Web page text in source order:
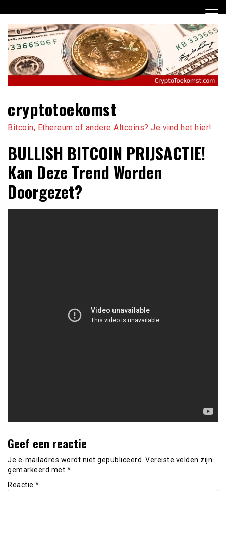
naar
inhoud
cryptotoekomst
Bitcoin, Ethereum of andere Altcoins? Je vind het hier!
BULLISH BITCOIN PRIJSACTIE!
Kan Deze Trend Worden
Doorgezet?
Geef een reactie
Je e-mailadres wordt niet gepubliceerd. Vereiste velden zijn
gemarkeerd met *
Reactie *